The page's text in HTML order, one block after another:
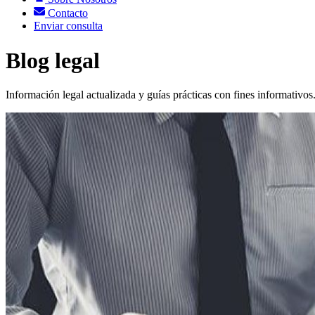
Contacto
Enviar consulta
Blog legal
Información legal actualizada y guías prácticas con fines informativos.